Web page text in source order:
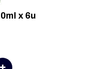
x 6u